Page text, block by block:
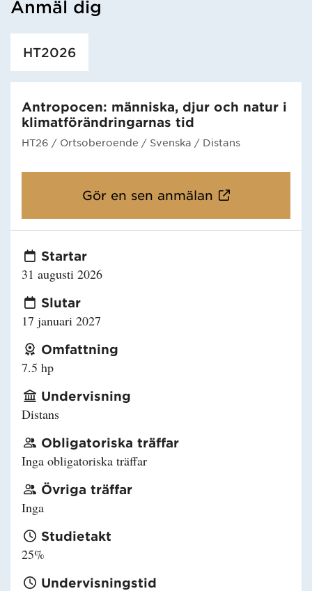
Anmäl dig
Har hämtat utbildning.
HT2026
Antropocen: människa, djur och natur i
klimatförändringarnas tid
HT26 / Ortsoberoende / Svenska / Distans
Gör en sen anmälan
Startar
31 augusti 2026
Slutar
17 januari 2027
Omfattning
7.5 hp
Undervisning
Distans
Obligatoriska träffar
Inga obligatoriska träffar
Övriga träffar
Inga
Studietakt
25%
Undervisningstid